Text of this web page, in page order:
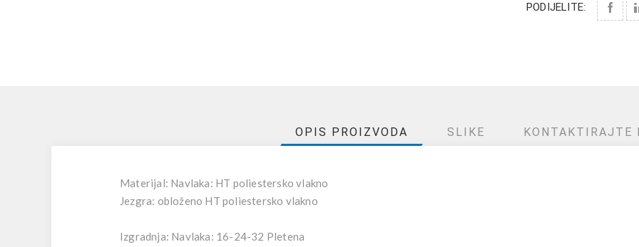
PODIJELITE:
OPIS PROIZVODA SLIKE KONTAKTIRAJTE
Materijal: Navlaka: HT poliestersko vlakno
Jezgra: obloženo HT poliestersko vlakno
Izgradnja: Navlaka: 16-24-32 Pletena